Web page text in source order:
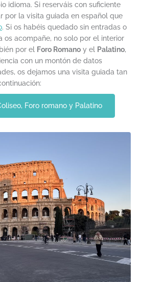
idioma. Si reserváis con suficiente
por la visita guiada en español que
. Si os habéis quedado sin entradas o
os acompañe, no solo por el interior
por el Foro Romano y el Palatino,
con un montón de datos
os dejamos una visita guiada tan
Foro romano y Palatino